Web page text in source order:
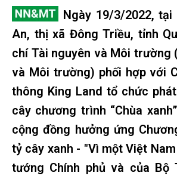
Ngày 19/3/2022,
An, thị xã Đông Triều, tỉnh
chí Tài nguyên và Môi trường
và Môi trường) phối hợp với
thông King Land tổ chức
cây chương trình “Chùa
cộng đồng hưởng ứng
tỷ cây xanh - "Vì một Việt
tướng Chính phủ và của Bộ